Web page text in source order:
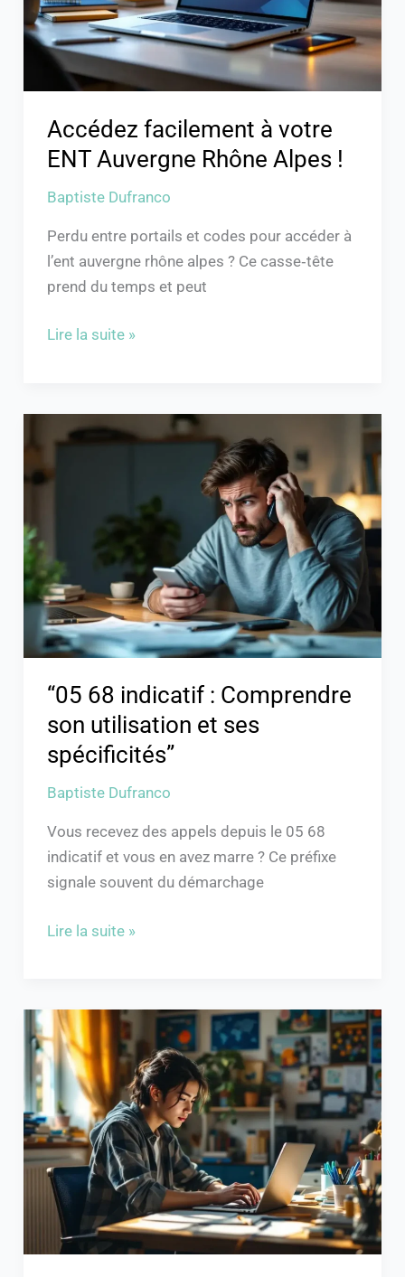
Accédez facilement à votre
ENT Auvergne Rhône Alpes !
Baptiste Dufranco
Perdu entre portails et codes pour accéder à
l’ent auvergne rhône alpes ? Ce casse‑tête
prend du temps et peut
Rhône
Alpes
Lire la suite »
“05 68 indicatif : Comprendre
son utilisation et ses
spécificités”
Baptiste Dufranco
Vous recevez des appels depuis le 05 68
indicatif et vous en avez marre ? Ce préfixe
signale souvent du démarchage
indicatif
Comprendre
utilisation
et
ses
spécificités”
Lire la suite »
Accédez
facilement
PSN
Mon
Lycée
et
gérez
votre
scolarité!